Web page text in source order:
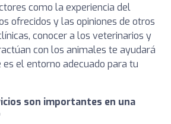
como la experiencia del
ofrecidos y las opiniones de otros
conocer a los veterinarios y
con los animales te ayudará
el entorno adecuado para tu
son importantes en una